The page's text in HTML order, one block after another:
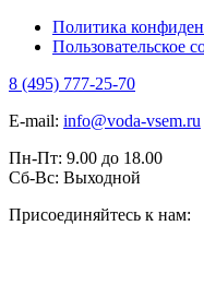
Политика
Пользовательское
8 (495) 777-25-70
E-mail: info@voda-vsem.ru
Пн-Пт: 9.00 до 18.00
Сб-Вс: Выходной
Присоединяйтесь к нам: